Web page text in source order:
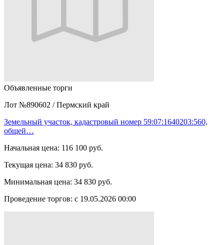
Объявленные торги
Лот №890602 / Пермский край
Земельный участок, кадастровый номер 59:07:1640203:560,
общей…
Начальная цена: 116 100 руб.
Текущая цена: 34 830 руб.
Минимальная цена: 34 830 руб.
Проведение торгов: с 19.05.2026 00:00